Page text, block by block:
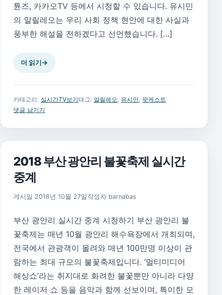
튠즈, 카카오TV 등에서 시청할 수 있습니다. 유시민
의 알릴레오는 우리 사회 정책 현안에 대한 사실과
풍부한 해설을 전하겠다고 선언했습니다. […]
더 읽기→
카테고리: 실시간TV보기태그: 알릴레오, 유시민, 팟케스트
댓글 남기기
2018 부산 광안리 불꽃축제 실시간
중계
게시일 2018년 10월 27일 2026년 8월 1일
작성자 barnabas
부산 광안리 실시간 중계 시청하기 부산 광안리 불
꽃축제는 매년 10월 광안리 해수욕장에서 개최되며,
전국에서 관광객이 몰려와 매년 100만명 이상이 관
람하는 최대 규모의 불꽃축제입니다. ‘멀티미디어
해상쇼’라는 취지대로 화려한 불꽃뿐만 아니라 다양
한 레이저 쇼 등을 음악과 함께 선보이며, 특이한 모